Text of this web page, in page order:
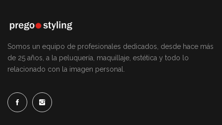
Somos un equipo de profesionales dedicados, desde hace más
de 25 años, a la peluquería, maquillaje, estética y todo lo
relacionado con la imagen personal.